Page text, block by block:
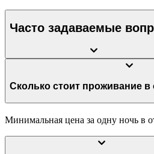
Часто задаваемые
Минимальная цена за одну ночь в